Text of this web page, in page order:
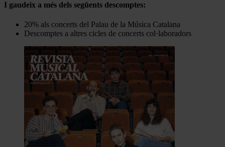
I gaudeix a més dels següents descomptes:
20% als concerts del Palau de la Música Catalana
Descomptes a altres cicles de concerts col·laboradors